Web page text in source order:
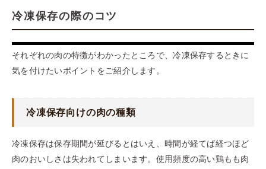
冷凍保存の際のコツ
それぞれの肉の特徴がわかったところで、冷凍保存するときに
気を付けたいポイントをご紹介します。
冷凍保存向けの肉の種類
冷凍保存は保存期間が延びるとはいえ、時間が経てば経つほど
肉のおいしさは失われてしまいます。使用頻度の高い鶏もも肉